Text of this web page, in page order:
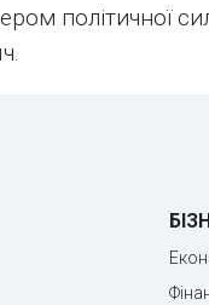
політичної